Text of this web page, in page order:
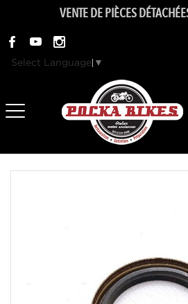
VENTE DE PIÈCES
Select Language ▼